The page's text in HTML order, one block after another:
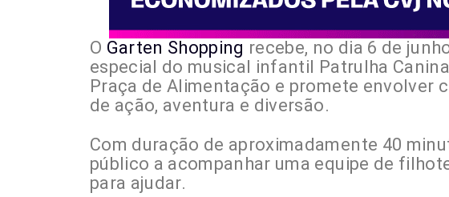
O Garten Shopping recebe, no dia 6 de
especial do musical infantil Patrulha
Praça de Alimentação e promete envolver
de ação, aventura e diversão.
Com duração de aproximadamente 40
público a acompanhar uma equipe de
para ajudar.